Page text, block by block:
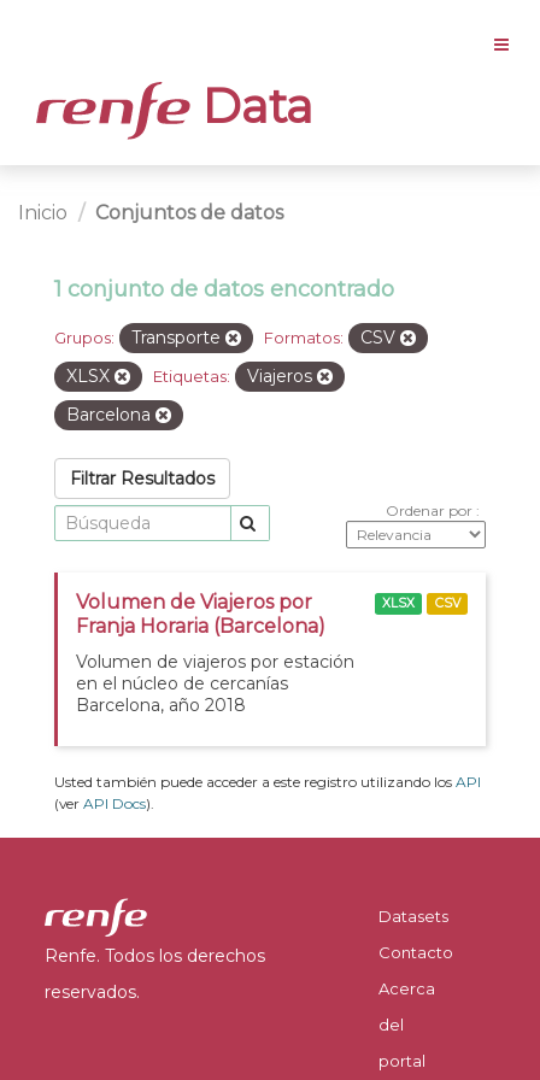
Data
Inicio Conjuntos de datos
1 conjunto de datos encontrado
Grupos: Transporte Formatos:
CSV
XLSX
Etiquetas:
Viajeros
Barcelona
Filtrar Resultados
Ordenar por
Volumen de Viajeros por
Franja Horaria (Barcelona)
Volumen de viajeros por estación
en el núcleo de cercanías
Barcelona, año 2018
XLSX CSV
Usted también puede acceder a este registro utilizando los API
(ver API Docs).
Renfe. Todos los derechos
reservados.
Datasets
Contacto
Acerca
del
portal